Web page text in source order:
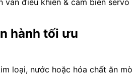
hành tối ưu
loại, nước hoặc hóa chất ăn